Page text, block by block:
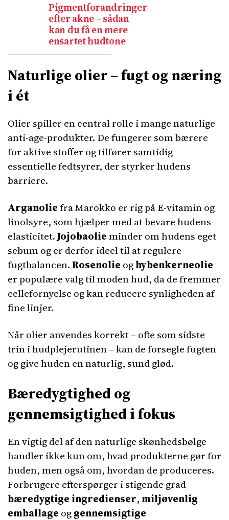
Pigmentforandringer
efter akne – sådan
kan du få en mere
ensartet hudtone
Naturlige olier – fugt og næring
i ét
Olier spiller en central rolle i mange naturlige
anti-age-produkter. De fungerer som bærere
for aktive stoffer og tilfører samtidig
essentielle fedtsyrer, der styrker hudens
barriere.
Arganoliefra Marokko er rig på E-vitamin og
linolsyre, som hjælper med at bevare hudens
elasticitet.Jojobaolieminder om hudens eget
sebum og er derfor ideel til at regulere
fugtbalancen.Rosenolie oghybenkerneolie
er populære valg til moden hud, da de fremmer
cellefornyelse og kan reducere synligheden af
fine linjer.
Når olier anvendes korrekt – ofte som sidste
trin i hudplejerutinen – kan de forsegle fugten
og give huden en naturlig, sund glød.
Bæredygtighed og
gennemsigtighed i fokus
En vigtig del af den naturlige skønhedsbølge
handler ikke kun om, hvad produkterne gør for
huden, men også om, hvordan de produceres.
Forbrugere efterspørger i stigende grad
bæredygtige ingredienser, miljøvenlig
emballage oggennemsigtige